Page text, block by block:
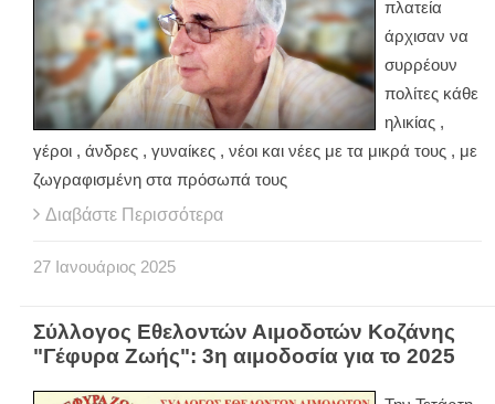
πλατεία
άρχισαν να
συρρέουν
πολίτες κάθε
ηλικίας ,
γέροι , άνδρες , γυναίκες , νέοι και νέες με τα μικρά τους , με
ζωγραφισμένη στα πρόσωπά τους
Διαβάστε Περισσότερα
27 Ιανουάριος 2025
Σύλλογος Εθελοντών Αιμοδοτών Κοζάνης
"Γέφυρα Ζωής": 3η αιμοδοσία για το 2025